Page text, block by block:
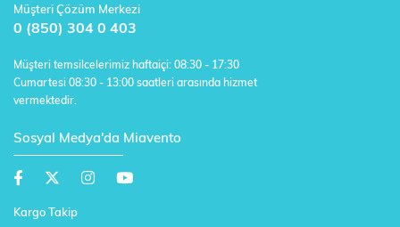
Müşteri Çözüm Merkezi
0 (850) 304 0 403
Müşteri temsilcelerimiz haftaiçi: 08:30 - 17:30
Cumartesi 08:30 - 13:00 saatleri arasında hizmet
vermektedir.
Sosyal Medya'da Miavento
Kargo Takip